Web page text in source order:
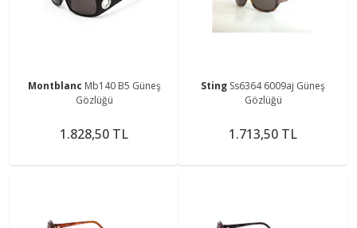
Montblanc Mb140 B5 Güneş
Gözlüğü
1.828,50 TL
Sting Ss6364 6009aj Güneş
Gözlüğü
1.713,50 TL